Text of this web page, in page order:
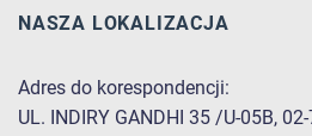
NASZA LOKALIZACJA
Adres do korespondencji:
UL. INDIRY GANDHI 35 /U-05B,